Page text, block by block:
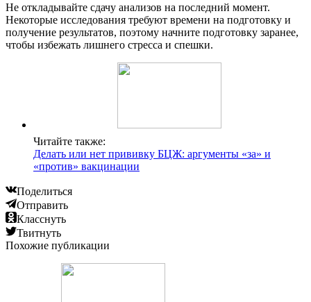
Не откладывайте сдачу анализов на последний момент.
Некоторые исследования требуют времени на подготовку и
получение результатов, поэтому начните подготовку заранее,
чтобы избежать лишнего стресса и спешки.
Читайте также:
Делать или нет прививку БЦЖ: аргументы «за» и
«против» вакцинации
Поделиться
Отправить
Класснуть
Твитнуть
Похожие публикации